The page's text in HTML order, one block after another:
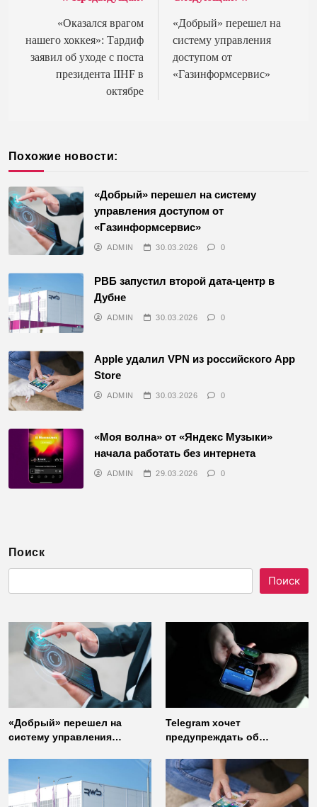
записям
«Оказался врагом
нашего хоккея»: Тардиф
заявил об уходе с поста
президента IIHF в
октябре
«Добрый» перешел на
систему управления
доступом от
«Газинформсервис»
Похожие новости:
«Добрый» перешел на систему
управления доступом от
«Газинформсервис»
ADMIN 30.03.2026 0
РВБ запустил второй дата-центр в
Дубне
ADMIN 30.03.2026 0
Apple удалил VPN из российского App
Store
ADMIN 30.03.2026 0
«Моя волна» от «Яндекс Музыки»
начала работать без интернета
ADMIN 29.03.2026 0
Поиск
Поиск
«Добрый» перешел на
систему управления
Telegram хочет
предупреждать об
неофициальных клиентов
мессенджера